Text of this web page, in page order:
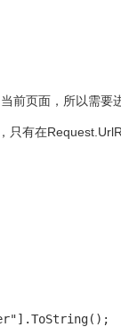
前页面，所以需要
只有在